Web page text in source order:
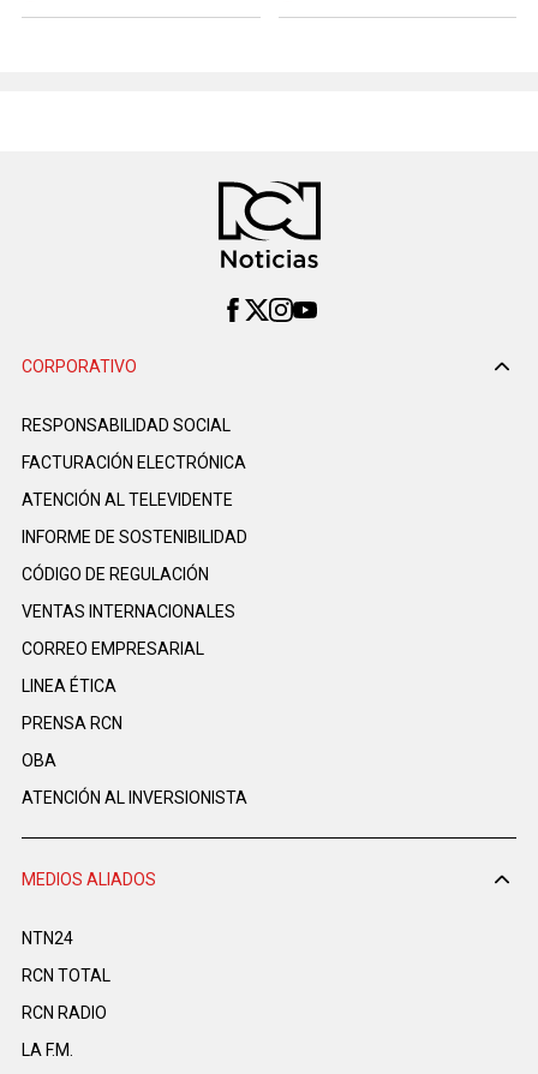
CORPORATIVO
RESPONSABILIDAD SOCIAL
FACTURACIÓN ELECTRÓNICA
ATENCIÓN AL TELEVIDENTE
INFORME DE SOSTENIBILIDAD
CÓDIGO DE REGULACIÓN
VENTAS INTERNACIONALES
CORREO EMPRESARIAL
LINEA ÉTICA
PRENSA RCN
OBA
ATENCIÓN AL INVERSIONISTA
MEDIOS ALIADOS
NTN24
RCN TOTAL
RCN RADIO
LA F.M.